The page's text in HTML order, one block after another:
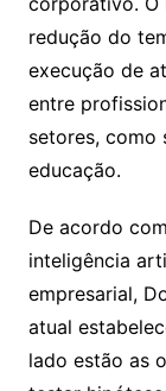
redução do
execução de
entre
setores, como
educação.
De acordo
inteligência
empresarial,
atual
lado estão as